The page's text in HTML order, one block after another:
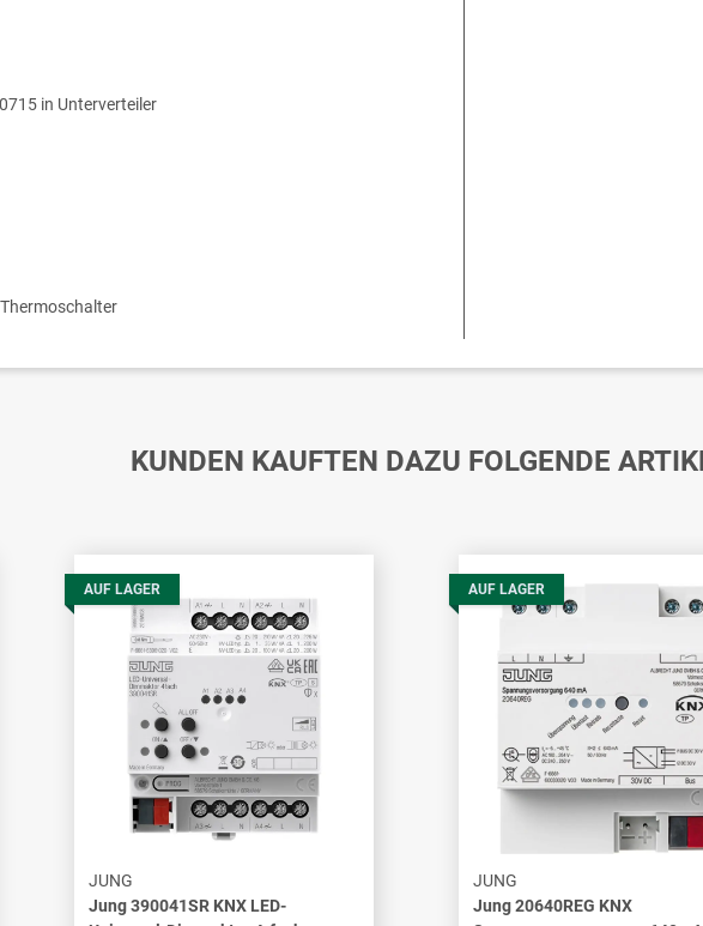
in Unterverteiler
KUNDEN KAUFTEN DAZU FOLGENDE
AUF LAGER
JUNG
Jung 390041SR KNX LED-
AUF LAGER
JUNG
Jung 20640REG KNX